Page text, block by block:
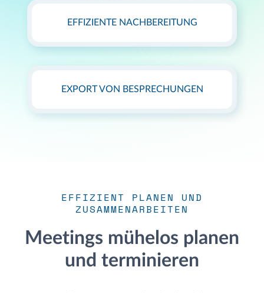
EFFIZIENTE NACHBEREITUNG
EXPORT VON BESPRECHUNGEN
EFFIZIENT PLANEN UND
ZUSAMMENARBEITEN
Meetings mühelos planen
und terminieren